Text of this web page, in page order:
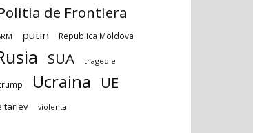
de Frontiera
putin Republica Moldova
SUA tragedie
Ucraina UE
tarlev violenta